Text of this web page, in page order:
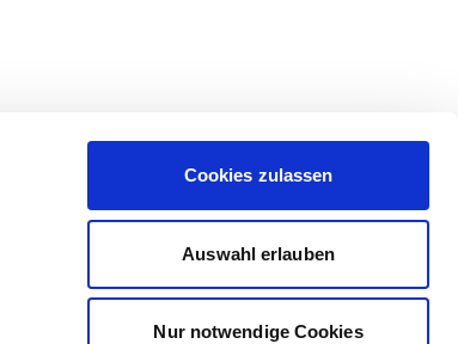
Cookies zulassen
Auswahl erlauben
Nur notwendige Cookies